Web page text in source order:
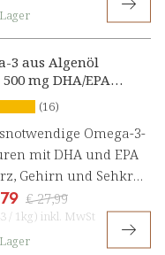
3 aus Algenöl
mg DHA/EPA
(16)
Omega-3-
mit DHA und EPA
Gehirn und Sehkraft
€ 27,99
/ 1kg) inkl. MwSt